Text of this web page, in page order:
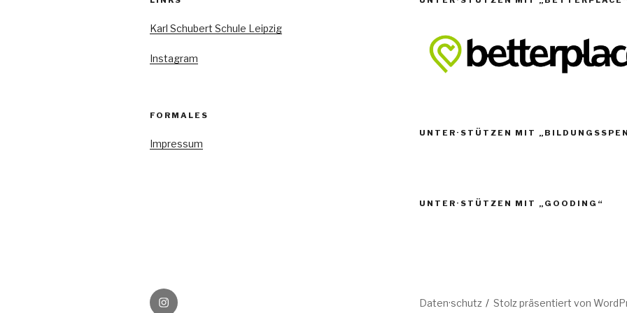
Karl Schubert Schule Leipzig
Instagram
FORMALES
Impressum
UNTER·STÜTZEN MIT
UNTER·STÜTZEN MIT „GOODING“
Instagram Daten·schutz Stolz präsentiert von